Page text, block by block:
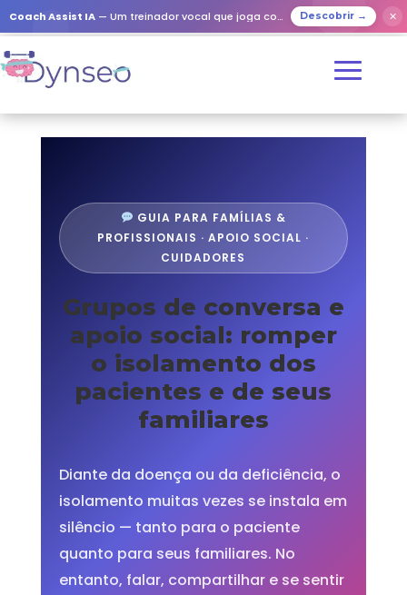
Coach Assist IA — Um treinador vocal que joga com os seus entes queridos Descobrir → ✕
GUIA PARA FAMÍLIAS &
PROFISSIONAIS · APOIO SOCIAL ·
CUIDADORES
Grupos de conversa e
apoio social: romper
o isolamento dos
pacientes e de seus
familiares
Diante da doença ou da deficiência, o
isolamento muitas vezes se instala em
silêncio — tanto para o paciente
quanto para seus familiares. No
entanto, falar, compartilhar e se sentir